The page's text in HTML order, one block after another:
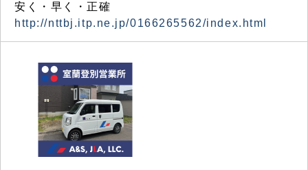
安く・早く・正確
http://nttbj.itp.ne.jp/0166265562/index.html